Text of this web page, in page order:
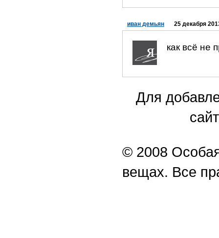
иван демьян 25 декабря
как всё не
Для
© 2008
вещах. Все